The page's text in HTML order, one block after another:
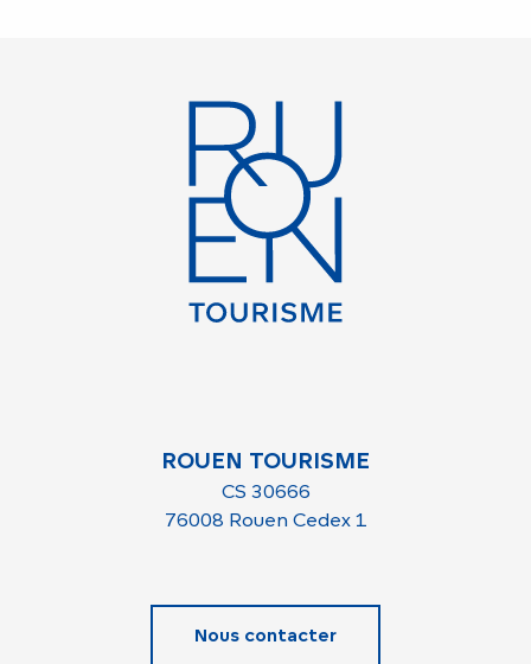
ROUEN TOURISME
CS 30666
76008 Rouen Cedex 1
Nous contacter